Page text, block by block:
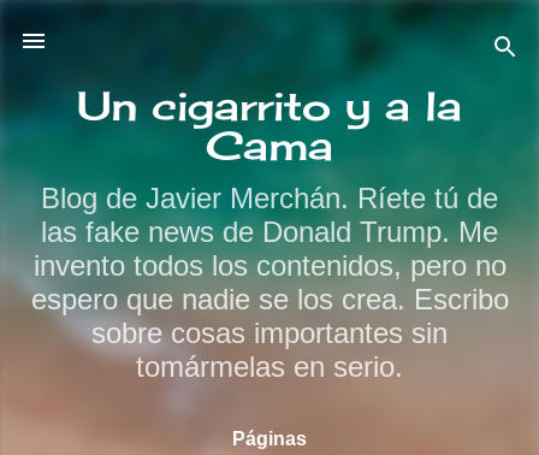
Ir al contenido principal
Un cigarrito y a la
Cama
Blog de Javier Merchán. Ríete tú de
las fake news de Donald Trump. Me
invento todos los contenidos, pero no
espero que nadie se los crea. Escribo
sobre cosas importantes sin
tomármelas en serio.
Páginas